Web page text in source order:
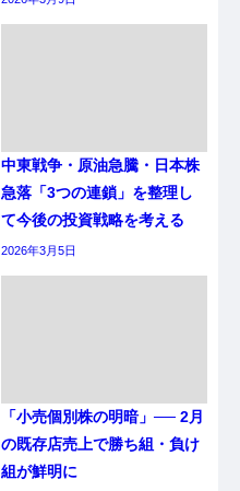
中東戦争・原油急騰・日本株
急落「3つの連鎖」を整理し
て今後の投資戦略を考える
2026年3月5日
「小売個別株の明暗」── 2月
の既存店売上で勝ち組・負け
組が鮮明に